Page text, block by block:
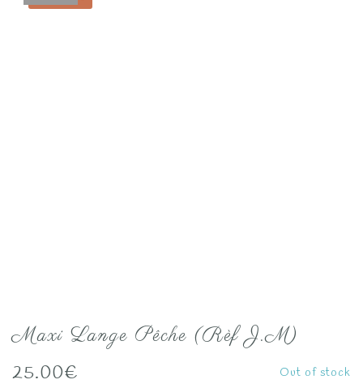
Maxi Lange Pêche (Rèf J.M)
25.00€ Out of stock